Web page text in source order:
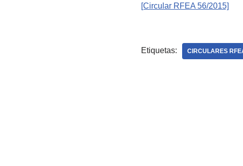
[Circular RFEA 56/2015]
Etiquetas: CIRCULARES